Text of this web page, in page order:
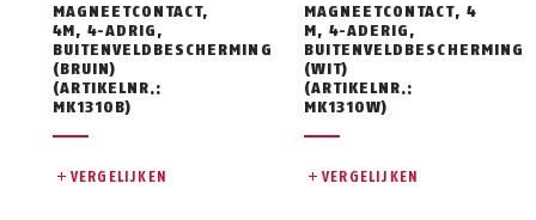
MAGNEETCONTACT,
4M, 4-ADRIG,
BUITENVELDBESCHERMING
(BRUIN)
(ARTIKELNR.:
MK1310B)
VERGELIJKEN
MAGNEETCONTACT, 4
M, 4-ADERIG,
BUITENVELDBESCHERMING
(WIT)
(ARTIKELNR.:
MK1310W)
VERGELIJKEN